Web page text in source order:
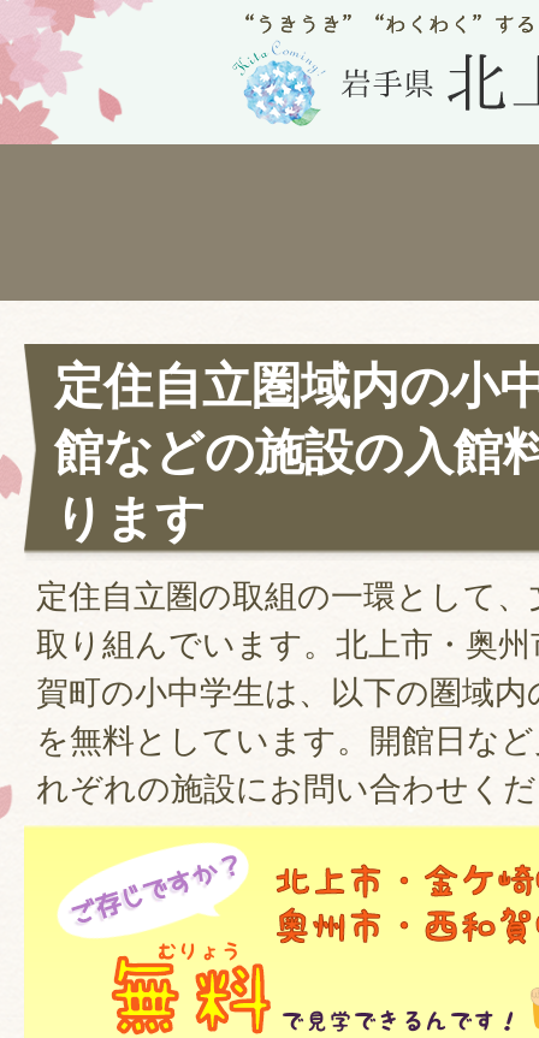
定住自立圏域内の小
館などの施設の入館
ります
定住自立圏の取組の一環として
取り組んでいます。北上市・奥
賀町の小中学生は、以下の圏域
を無料としています。開館日な
れぞれの施設にお問い合わせく